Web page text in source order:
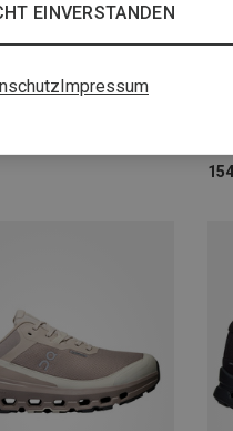
EINVERSTANDEN
Impressum